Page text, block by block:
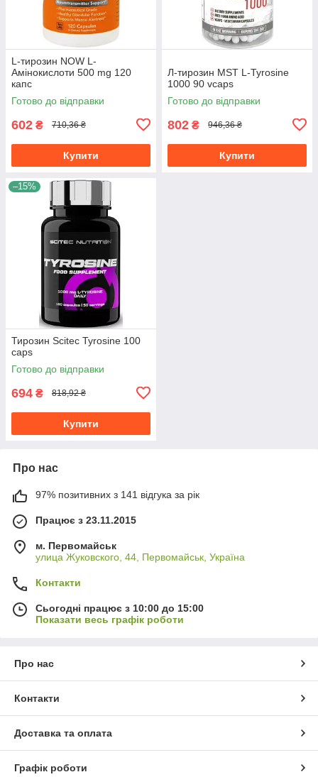
L-тирозин NOW L-
Амінокислоти 500 mg 120
капс
Готово до відправки
602 ₴ 710,36 ₴
Купити
Л-тирозин MST L-Tyrosine
1000 90 vcaps
Готово до відправки
802 ₴ 946,36 ₴
Купити
–15%
Тирозин Scitec Tyrosine 100
caps
Готово до відправки
694 ₴ 818,92 ₴
Купити
Про нас
97% позитивних з 141 відгука за рік
Працює з 23.11.2015
м. Первомайськ
улица Жуковского, 44, Первомайськ, Україна
Контакти
Сьогодні працює з 10:00 до 15:00
Показати весь графік роботи
Про нас
Контакти
Доставка та оплата
Графік роботи